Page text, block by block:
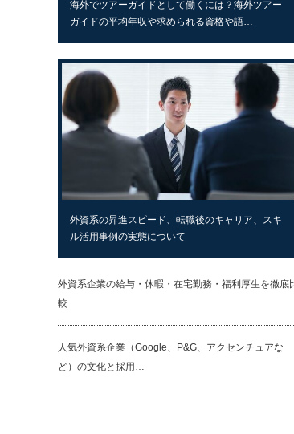
海外でツアーガイドとして働くには？海外ツアー
ガイドの平均年収や求められる資格や語…
外資系の昇進スピード、転職後のキャリア、スキ
ル活用事例の実態について
外資系企業の給与・休暇・在宅勤務・福利厚生を徹底
較
人気外資系企業（Google、P&G、アクセンチュアな
ど）の文化と採用…